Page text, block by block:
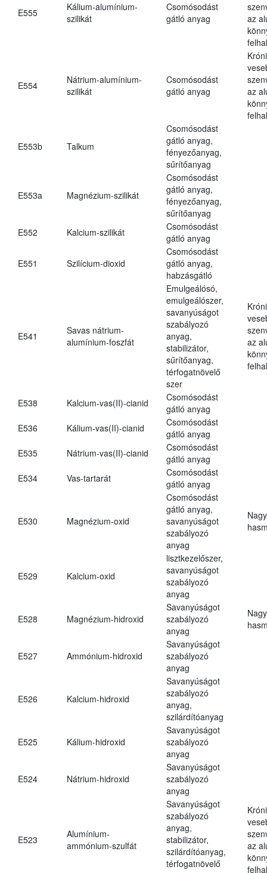
E555
Kálium-alumínium-
szilikát
Csomósodást
gátló anyag
az
E554
Nátrium-alumínium-
szilikát
Csomósodást
gátló anyag
az
E553b Talkum
Csomósodást
gátló anyag,
fényezőanyag,
sűrítőanyag
E553a Magnézium-szilikát
Csomósodást
gátló anyag,
fényezőanyag,
sűrítőanyag
E552
Kalcium-szilikát
Csomósodást
gátló anyag
E551 Szilícium-dioxid
Csomósodást
gátló anyag,
habzásgátló
E541
Savas nátrium-
alumínium-foszfát
Emulgeálósó,
emulgeálószer,
savanyúságot
szabályozó
anyag,
stabilizátor,
sűrítőanyag,
térfogatnövelő
szer
az
E538 Kalcium-vas(II)-cianid
Csomósodást
gátló anyag
E536
Kálium-vas(II)-cianid
Csomósodást
gátló anyag
E535
Nátrium-vas(II)-cianid
Csomósodást
gátló anyag
E534
Vas-tartarát
Csomósodást
gátló anyag
E530 Magnézium-oxid
Csomósodást
gátló anyag,
savanyúságot
szabályozó
anyag
E529 Kalcium-oxid
lisztkezelőszer,
savanyúságot
szabályozó
anyag
E528 Magnézium-hidroxid
Savanyúságot
szabályozó
anyag
E527 Ammónium-hidroxid
Savanyúságot
szabályozó
anyag
E526 Kalcium-hidroxid
Savanyúságot
szabályozó
anyag,
szilárdítóanyag
E525 Kálium-hidroxid
Savanyúságot
szabályozó
anyag
E524 Nátrium-hidroxid
Savanyúságot
szabályozó
anyag
E523
Alumínium-
ammónium-szulfát
Savanyúságot
szabályozó
anyag,
stabilizátor,
szilárdítóanyag,
térfogatnövelő
az